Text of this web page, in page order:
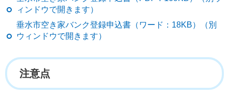
ィンドウで開きます）
垂水市空き家バンク登録申込書（ワード：18KB）（別
ウィンドウで開きます）
注意点